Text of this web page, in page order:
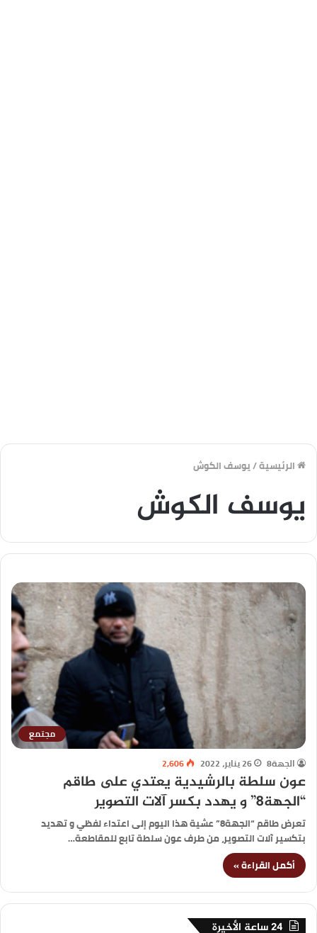
الرئيسية/يوسف الكوش
يوسف الكوش
مجتمع
الجهة8
26 يناير، 2022 2,606
عون سلطة بالرشيدية يعتدي على طاقم
“الجهة8” و يهدد بكسر آلات التصوير
تعرض طاقم “الجهة8” عشية هذا اليوم إلى اعتداء لفظي و تهديد
بتكسير آلات التصوير، من طرف عون سلطة تابع للمقاطعة…
أكمل القراءة »
24 ساعة الأخيرة